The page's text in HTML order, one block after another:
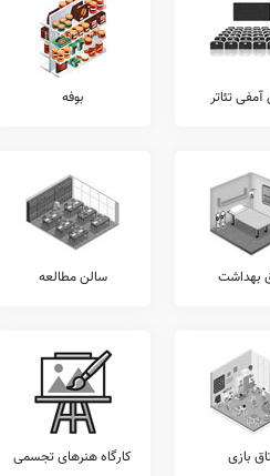
برگزاری کلاس جبرانی توسط مدرسه، عدم نیاز
نیز اطلاع چندانی در دست نمی باشد.
برگزاری جشن های ملی، برگزاری اردوهای
علمی درون مدرسه ای، و... در زمره فعالیت های
آن در آدرس ، در خصوص امکانات سالن و رزشی،
فوتبال، و... اطلاعات دقیقتری بدست آورد.
تئاتر بوفه
بهداشت سالن مطالعه
بازی کارگاه هنرهای تجسمی